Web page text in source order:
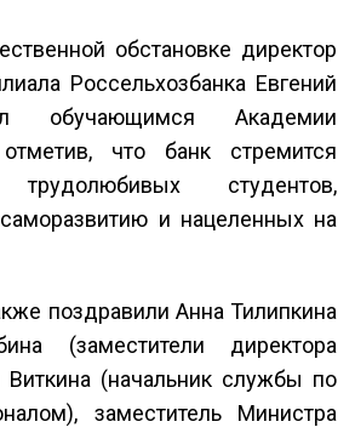
обстановке директор
Россельхозбанка Евгений
обучающимся Академии
отметив, что банк стремится
трудолюбивых студентов,
и нацеленных на
поздравили Анна Тилипкина
(заместители директора
Виткина (начальник службы по
заместитель Министра